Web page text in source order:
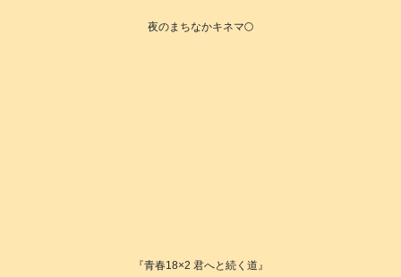
夜のまちなかキネマ🌕️
『青春18×2 君へと続く道』